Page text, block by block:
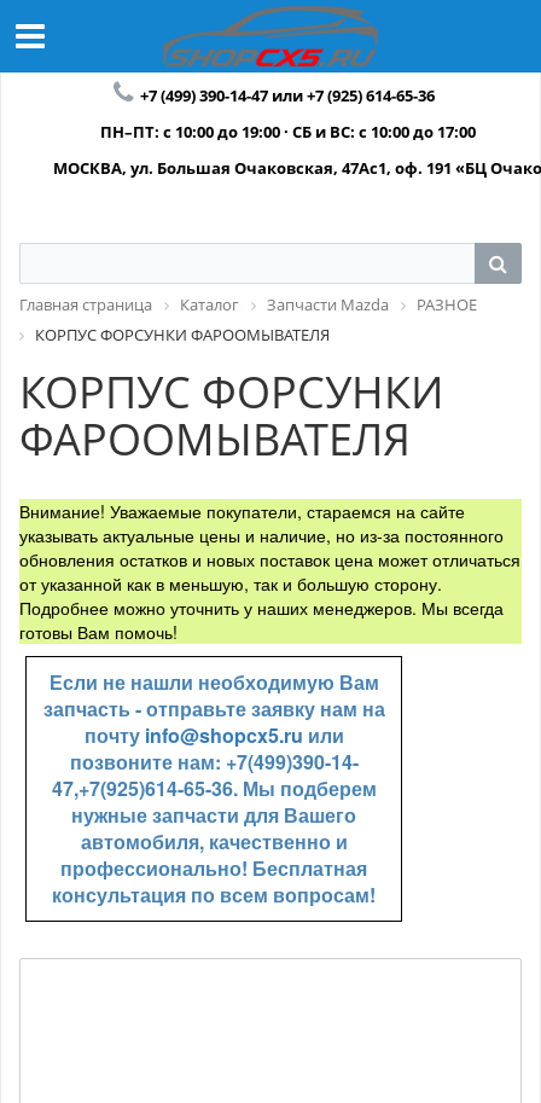
+7 (499) 390-14-47 или +7 (925) 614-65-36
ПН–ПТ: с 10:00 до 19:00 · СБ и ВС: с 10:00 до 17:00
МОСКВА, ул. Большая Очаковская, 47Ас1, оф. 191 «БЦ
Главная страница Каталог Запчасти Mazda
РАЗНОЕ
КОРПУС ФОРСУНКИ ФАРООМЫВАТЕЛЯ
КОРПУС ФОРСУНКИ
ФАРООМЫВАТЕЛЯ
Внимание! Уважаемые покупатели, стараемся на сайте
указывать актуальные цены и наличие, но из-за постоянного
обновления остатков и новых поставок цена может отличаться
от указанной как в меньшую, так и большую сторону.
Подробнее можно уточнить у наших менеджеров. Мы всегда
готовы Вам помочь!
Если не нашли необходимую Вам
запчасть - отправьте заявку нам на
почту info@shopcx5.ru или
позвоните нам: +7(499)390-14-
47,+7(925)614-65-36. Мы подберем
нужные запчасти для Вашего
автомобиля, качественно и
профессионально! Бесплатная
консультация по всем вопросам!